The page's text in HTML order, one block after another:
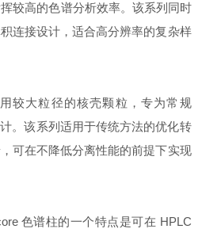
较高的色谱分析效率。该系列同时
连接设计，适合高分辨率的复杂样
较大粒径的核壳颗粒，专为常规
。该系列适用于传统方法的优化转
可在不降低分离性能的前提下实现
色谱柱的一个特点是可在 HPLC